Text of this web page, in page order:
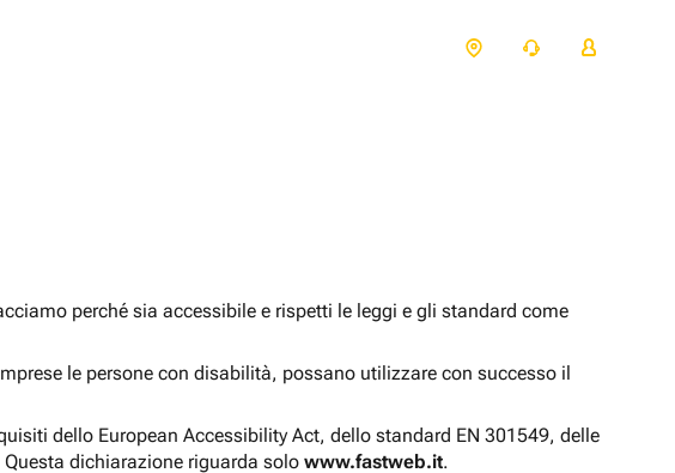
perché sia accessibile e rispetti le leggi e gli standard come
le persone con disabilità, possano utilizzare con successo il
dello European Accessibility Act, dello standard EN 301549, delle
dichiarazione riguarda solo www.fastweb.it.